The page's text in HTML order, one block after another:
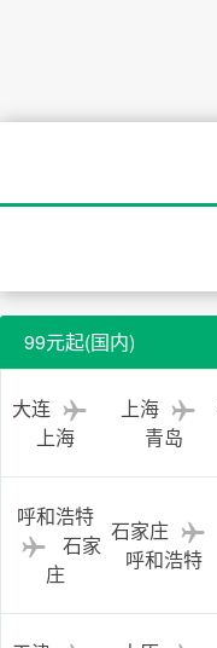
99元起(国内)
大连
上海
上海
青岛
呼和浩特
石家
庄
石家庄
呼和浩特